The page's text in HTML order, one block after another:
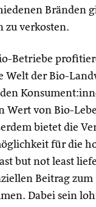
Bränden
zu verkosten.
Betriebe
Welt der Bio-
Wert von Bio-
bietet die
für die
but not least
Beitrag zum
Dabei sein